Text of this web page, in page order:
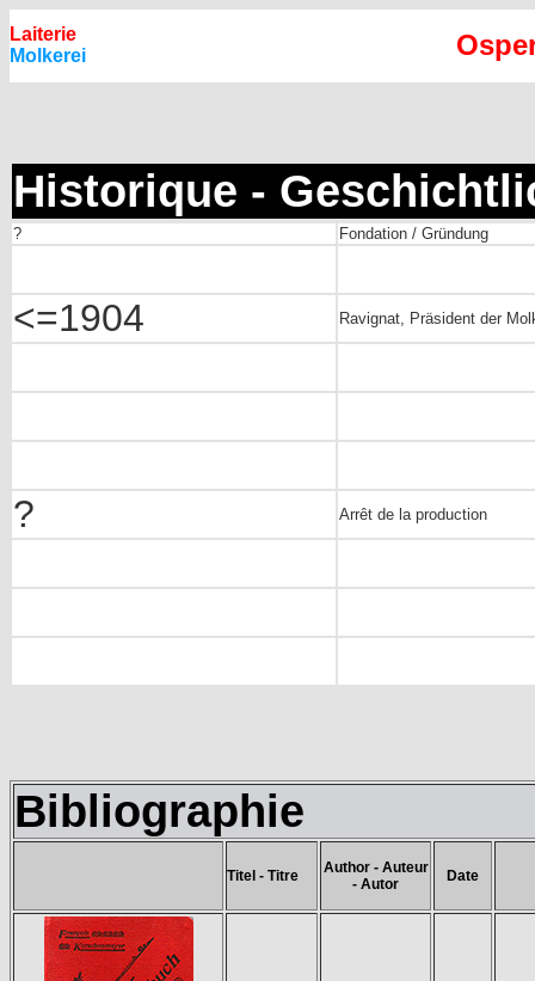
Laiterie
Molkerei
Historique -
? Fondation / Gründung
<=1904 Ravignat, Präsident der
? Arrêt de la production
Bibliographie
Titel - Titre
Author - Auteur
- Autor
Date